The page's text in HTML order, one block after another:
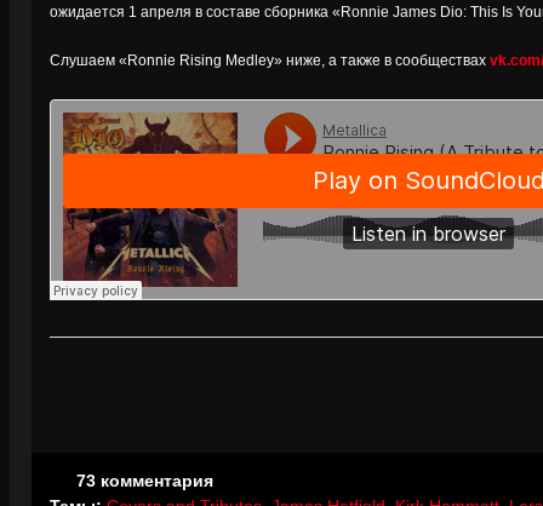
ожидается 1 апреля в составе сборника «Ronnie James Dio: This Is
Слушаем «Ronnie Rising Medley» ниже, а также в сообществах
73 комментария